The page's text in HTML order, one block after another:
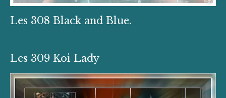
Les 308 Black and Blue.
Les 309 Koi Lady